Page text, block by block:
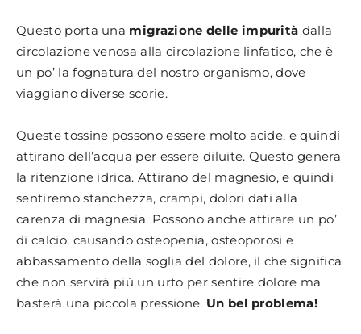
Questo porta una migrazione delle impurità dalla
circolazione venosa alla circolazione linfatico, che è
un po’ la fognatura del nostro organismo, dove
viaggiano diverse scorie.
Queste tossine possono essere molto acide, e quindi
attirano dell’acqua per essere diluite. Questo genera
la ritenzione idrica. Attirano del magnesio, e quindi
sentiremo stanchezza, crampi, dolori dati alla
carenza di magnesia. Possono anche attirare un po’
di calcio, causando osteopenia, osteoporosi e
abbassamento della soglia del dolore, il che significa
che non servirà più un urto per sentire dolore ma
basterà una piccola pressione. Un bel problema!